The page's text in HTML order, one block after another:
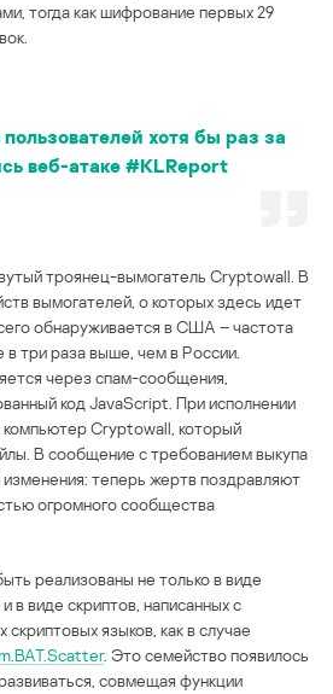
тогда как шифрование первых 29
хотя бы раз за
веб-атаке #KLReport
троянец-вымогатель Cryptowall. В
вымогателей, о которых здесь идет
обнаруживается в США – частота
в три раза выше, чем в России.
через спам-сообщения,
код JavaScript. При исполнении
Сryptowall, который
В сообщение с требованием выкупа
теперь жертв поздравляют
огромного сообщества
реализованы не только в виде
в виде скриптов, написанных с
языков, как в случае
. Это семейство появилось
совмещая функции